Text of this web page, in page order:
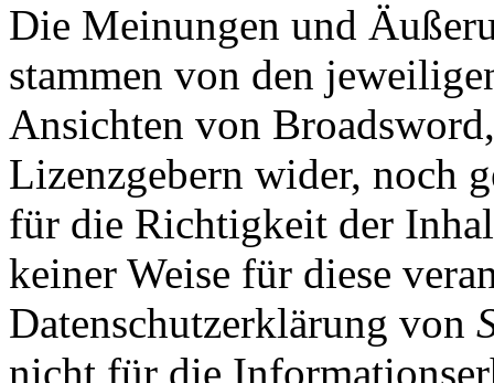
Die Meinungen und
stammen von den
Ansichten von
Lizenzgebern wider, noch
für die Richtigkeit der
keiner Weise für diese
Datenschutzerklärung von
nicht für die